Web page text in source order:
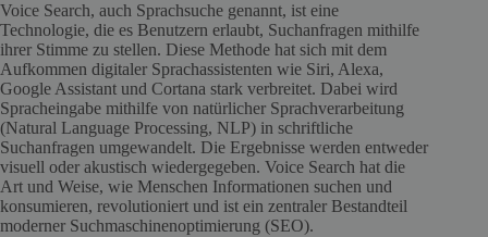
Voice Search, auch Sprachsuche genannt, ist eine
Technologie, die es Benutzern erlaubt, Suchanfragen mithilfe
ihrer Stimme zu stellen. Diese Methode hat sich mit dem
Aufkommen digitaler Sprachassistenten wie Siri, Alexa,
Google Assistant und Cortana stark verbreitet. Dabei wird
Spracheingabe mithilfe von natürlicher Sprachverarbeitung
(Natural Language Processing, NLP) in schriftliche
Suchanfragen umgewandelt. Die Ergebnisse werden entweder
visuell oder akustisch wiedergegeben. Voice Search hat die
Art und Weise, wie Menschen Informationen suchen und
konsumieren, revolutioniert und ist ein zentraler Bestandteil
moderner Suchmaschinenoptimierung (SEO).